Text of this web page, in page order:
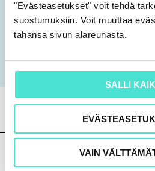
"Evästeasetukset" voit tehdä
suostumuksiin. Voit muuttaa
tahansa sivun alareunasta.
SALLI
VAIN
Pidätämme oikeuden